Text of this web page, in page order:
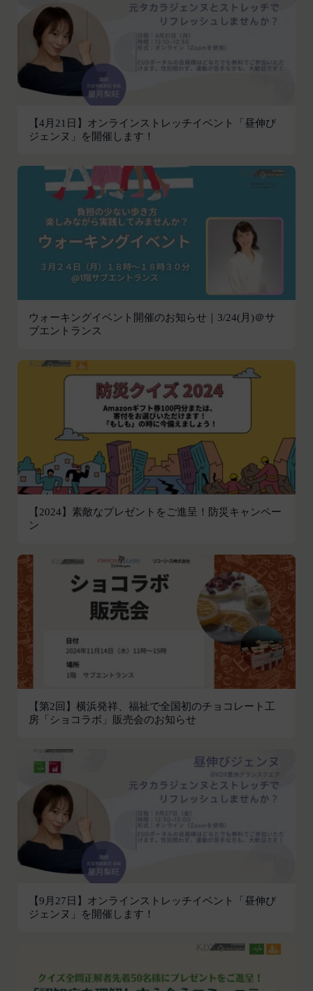
【4月21日】オンラインストレッチイベント「昼伸び
ジェンヌ」を開催します！
ウォーキングイベント開催のお知らせ｜3/24(月)＠サ
ブエントランス
【2024】素敵なプレゼントをご進呈！防災キャンペー
ン
【第2回】横浜発祥、福祉で全国初のチョコレート工
房「ショコラボ」販売会のお知らせ
【9月27日】オンラインストレッチイベント「昼伸び
ジェンヌ」を開催します！
願いいたします。
組織・体制
当社は、管理担当役員を利用者情報管理責任者と
し、利用者情報の適正な管理及び継続的な改善を実
施します。
免責
当社は、以下の場合には、何らの責任を負いませ
ん。
お客様ご本人が本サービスの機能又は別の手段を用
お客様が自ら本サービス上に入力した情報等によ
り、個人を識別し得る状態に至った場合
当社は、利用者情報の取扱いに関する運用状況を適
宜見直し、継続的な改善に努めるものとし、必要に
応じて、本ポリシーをお客様の事前の了承を得るこ
となく変更することがあります。変更後の本ポリシ
ーについては、当社が別途定める場合を除いて、当
社ウェブサイトでの公示後、すぐに効力が発生する
ものとします。但し、法令上お客様の同意が必要と
方法により、お客様の同意を取得するものとしま
その他の注意事項
当社が提供するサービスは、当社が管理するサービ
ス以外のサービスへのリンクを含む場合があり、こ
れら外部サービスにおける内容や利用者情報の保護
については、当社は一切責任を負いません。
発効日：2021年9月1日
閉じる
当社は、当社所定の方法により会員のお客様IDお
よびパスワードの一致を確認した場合、当該お客様
IDおよびパスワードに基づく会員が、本サービス
を利用したものとみなし、その場合の責任は全て当
該会員に帰属するものとします。
第7条（会員の退会）
会員は、当社所定の退会手続の完了により、会員登
録を抹消することができます。
会員は、本サービスの利用に際して、以下の各号の
いずれかに該当する行為または該当するおそれのあ
る行為を行ってはならないものとします。
本規約および法令に違反する行為、犯罪に結び
つく行為または公序良俗に反する行為
会員登録または登録内容の変更の際に虚偽の会
員情報を入力する行為
本サービスの運営を妨害するおそれのある行為
または本サービスに支障を生じさせるおそれの
ある行為
当社または第三者の財産権、プライバシー権、
著作権等の知的財産権、その他の権利または利
益を侵害する行為
当社または第三者を誹謗、中傷する行為
当社もしくは第三者に対して、迷惑、不利益ま
たは損害を与える行為
お客様IDおよびパスワードを不正に使用する行
為
同業者の再販など、営利目的で商品等を購入す
る行為
その他、当社が不適切と判断する行為
会員の登録の抹消、当社が提供する一切のサービス
の利用禁止、停止、本サービス上に公開した提供物
（本規約第10条3項で定義します。）の削除その他
の必要な措置を講じることができるものとします。
当社が前項に定める措置を講じた場合において、当
社は、会員に対し、当該措置を講じた理由を開示す
る義務及び当該措置により会員に生じた損害を賠償
する義務並びにその他一切の義務を負わないものと
します。
第9条（当社が提供するコンテンツに関する知的財
本サービスを通じて会員に提供する文章、イラス
ト、デザイン、写真、画像、ロゴ、アイコン、映
像、プログラム等（以下「コンテンツ」といいま
す。）の著作権、商標権およびその他の知的財産権
は全て当社または当社にコンテンツの使用を許諾す
る者に帰属するものであり、会員はこれらの権利を
侵害する行為を行わないものとします。
目的の如何を問わず、本サービスのコンテンツその
他掲載内容の全部または一部を権利者の許可なく使
用（複製、改変、転用、転送、配布、掲示、販売、
会員は、前2項の規定に違反して第三者との間で問
問題を解決するとともに当社に何等の損害、損失ま